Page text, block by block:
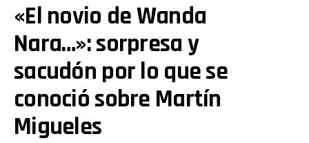
«El novio de Wanda
Nara…»: sorpresa y
sacudón por lo que se
conoció sobre Martín
Migueles
Email